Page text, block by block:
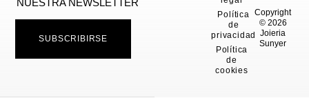
NUESTRA NEWSLETTER
SUBSCRIBIRSE
Copyright
© 2026
Joieria
Sunyer
Política
de
privacidad
Política
de
cookies